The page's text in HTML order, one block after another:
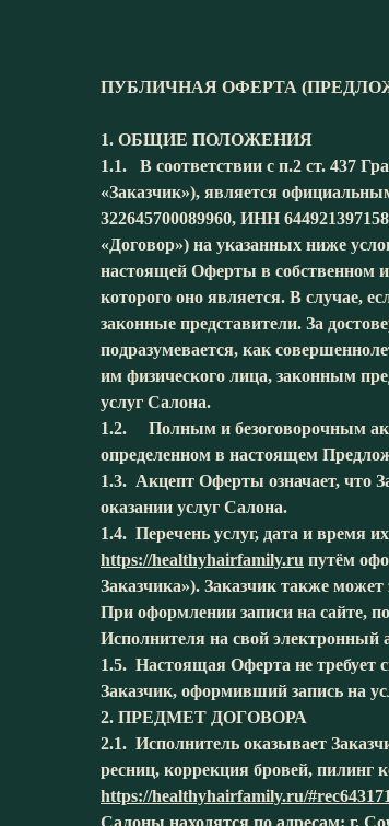
ПУБЛИЧНАЯ ОФЕРТА
1. ОБЩИЕ ПОЛОЖЕНИЯ
1.1. В соответствии с п.2 ст. 437
«Заказчик»), является
322645700089960, ИНН
«Договор») на указанных ниже
настоящей Оферты в собственном
которого оно является. В случае,
законные представители. За
подразумевается, как
им физического лица, законным
услуг Салона.
1.2. Полным и безоговорочным
определенном в настоящем
1.3. Акцепт Оферты означает, что
оказании услуг Салона.
1.4. Перечень услуг, дата и время
https://healthyhairfamily.ru путём
Заказчика»). Заказчик также может
При оформлении записи на сайте,
Исполнителя на свой электронный
1.5. Настоящая Оферта не требует
Заказчик, оформивший запись на
2. ПРЕДМЕТ ДОГОВОРА
2.1. Исполнитель оказывает
ресниц, коррекция бровей, пилинг
https://healthyhairfamily.ru/
Салоны находятся по адресам: г.